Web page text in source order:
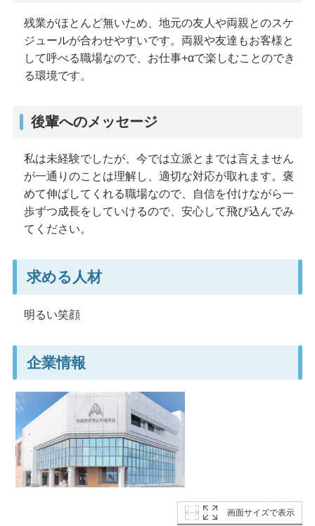
残業がほとんど無いため、地元の友人や両親とのスケ
ジュールが合わせやすいです。両親や友達もお客様と
して呼べる職場なので、お仕事+αで楽しむことのでき
る環境です。
後輩へのメッセージ
私は未経験でしたが、今では立派とまでは言えません
が一通りのことは理解し、適切な対応が取れます。褒
めて伸ばしてくれる職場なので、自信を付けながら一
歩ずつ成長をしていけるので、安心して飛び込んでみ
てください。
求める人材
明るい笑顔
企業情報
画面サイズで表示